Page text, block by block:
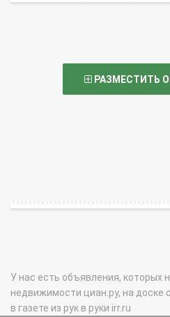
РАЗМЕСТИТЬ
У нас есть объявления, которых
недвижимости циан.ру, на доске
в газете из рук в руки irr.ru